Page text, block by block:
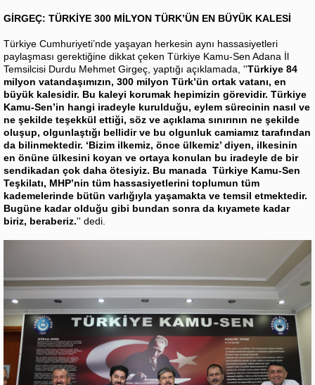
GİRGEÇ: TÜRKİYE 300 MİLYON TÜRK’ÜN EN BÜYÜK KALESİ
Türkiye Cumhuriyeti’nde yaşayan herkesin aynı hassasiyetleri
paylaşması gerektiğine dikkat çeken Türkiye Kamu-Sen Adana İl
Temsilcisi Durdu Mehmet Girgeç, yaptığı açıklamada, ''Türkiye 84
milyon vatandaşımızın, 300 milyon Türk’ün ortak vatanı, en
büyük kalesidir. Bu kaleyi korumak hepimizin görevidir. Türkiye
Kamu-Sen’in hangi iradeyle kurulduğu, eylem sürecinin nasıl ve
ne şekilde teşekkül ettiği, söz ve açıklama sınırının ne şekilde
oluşup, olgunlaştığı bellidir ve bu olgunluk camiamız tarafından
da bilinmektedir. ‘Bizim ilkemiz, önce ülkemiz’ diyen, ilkesinin
en önüne ülkesini koyan ve ortaya konulan bu iradeyle de bir
sendikadan çok daha ötesiyiz. Bu manada Türkiye Kamu-Sen
Teşkilatı, MHP’nin tüm hassasiyetlerini toplumun tüm
kademelerinde bütün varlığıyla yaşamakta ve temsil etmektedir.
Bugüne kadar olduğu gibi bundan sonra da kıyamete kadar
biriz, beraberiz.'' dedi.